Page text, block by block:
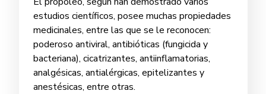
estudios científicos, posee muchas propiedades
medicinales, entre las que se le reconocen:
poderoso antiviral, antibióticas (fungicida y
bacteriana), cicatrizantes, antiinflamatorias,
analgésicas, antialérgicas, epitelizantes y
anestésicas, entre otras.